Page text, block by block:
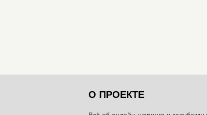
О ПРОЕКТЕ